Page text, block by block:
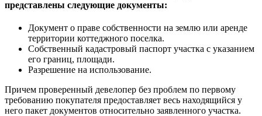
представлены следующие документы:
Документ о праве собственности на землю или аренде
территории коттеджного поселка.
Собственный кадастровый паспорт участка с указанием
его границ, площади.
Разрешение на использование.
Причем проверенный девелопер без проблем по первому
требованию покупателя предоставляет весь находящийся у
него пакет документов относительно заявленного участка.